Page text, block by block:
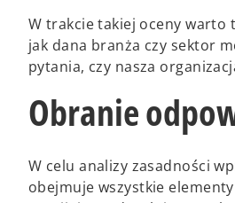
W trakcie takiej oceny warto
jak dana branża czy sektor
pytania, czy nasza
Obranie
W celu analizy zasadności
obejmuje wszystkie